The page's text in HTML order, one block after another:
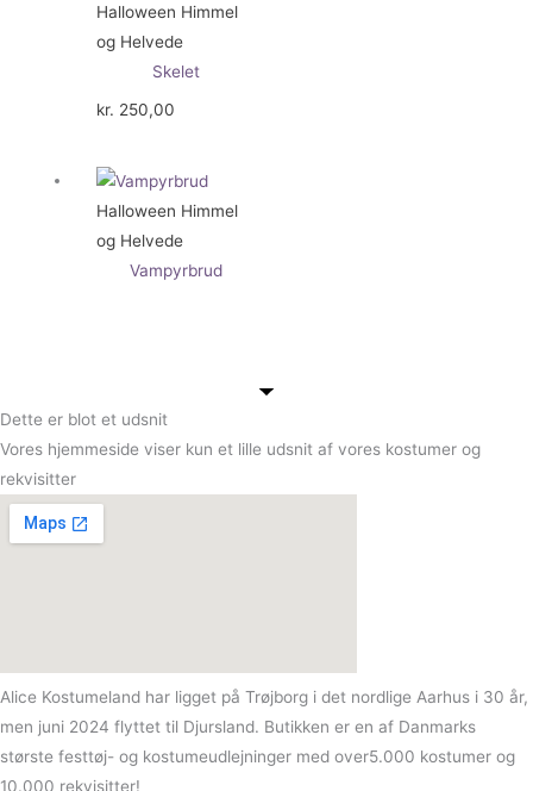
Halloween Himmel
og Helvede
Skelet
kr. 250,00
Halloween Himmel
og Helvede
Vampyrbrud
Dette er blot et udsnit
Vores hjemmeside viser kun et lille udsnit af vores kostumer og
rekvisitter
Alice Kostumeland har ligget på Trøjborg i det nordlige Aarhus i 30 år,
men juni 2024 flyttet til Djursland. Butikken er en af Danmarks
største festtøj- og kostumeudlejninger med over5.000 kostumer og
10.000 rekvisitter!